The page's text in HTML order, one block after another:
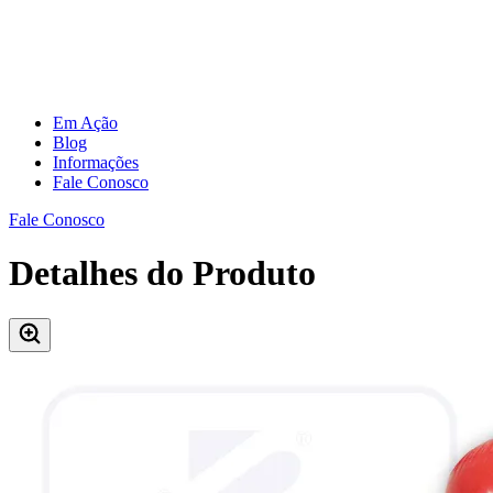
Em Ação
Blog
Informações
Fale Conosco
Fale Conosco
Detalhes do Produto